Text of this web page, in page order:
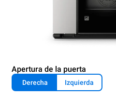
Apertura de la puerta
Derecha Izquierda